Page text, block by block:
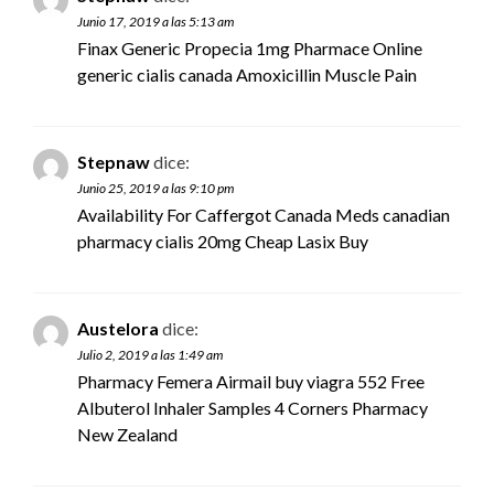
Junio 17, 2019 a las 5:13 am
Finax Generic Propecia 1mg Pharmace Online
generic cialis canadaAmoxicillin Muscle Pain
Stepnawdice:
Junio 25, 2019 a las 9:10 pm
Availability For Caffergot Canada Meds canadian
pharmacy cialis 20mgCheap Lasix Buy
Austelora dice:
Julio 2, 2019 a las 1:49 am
Pharmacy Femera Airmail buy viagra 552 Free
Albuterol Inhaler Samples 4 Corners Pharmacy
New Zealand